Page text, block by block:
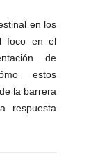
en los
foco en el
de
estos
la barrera
respuesta